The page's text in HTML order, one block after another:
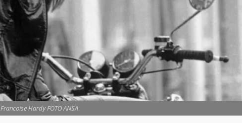
Francoise Hardy FOTO ANSA